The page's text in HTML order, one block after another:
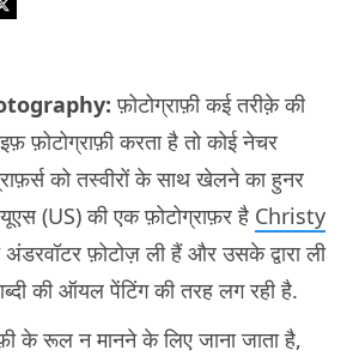
फ़ोटोग्राफ़ी कई तरीक़े की
फ़ोटोग्राफ़ी करता है तो कोई नेचर
को तस्वीरों के साथ खेलने का हुनर
(US) की एक फ़ोटोग्राफ़र है Christy
फ़ोटोज़ ली हैं और उसके द्वारा ली
की ऑयल पेंटिंग की तरह लग रही है.
के रूल न मानने के लिए जाना जाता है,